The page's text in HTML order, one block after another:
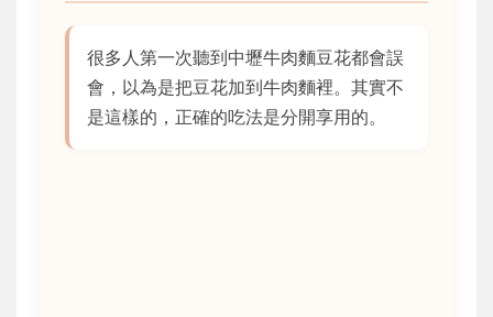
很多人第一次聽到中壢牛肉麵豆花都會誤
會，以為是把豆花加到牛肉麵裡。其實不
是這樣的，正確的吃法是分開享用的。